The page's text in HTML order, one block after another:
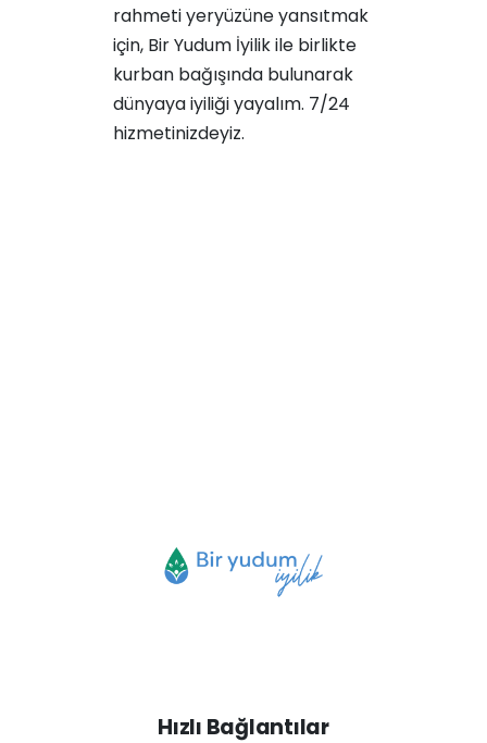
rahmeti yeryüzüne yansıtmak
için, Bir Yudum İyilik ile birlikte
kurban bağışında bulunarak
dünyaya iyiliği yayalım. 7/24
hizmetinizdeyiz.
Hızlı Bağlantılar